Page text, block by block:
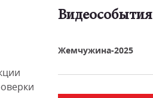
Видеособытия
видео
Жемчужина-2025